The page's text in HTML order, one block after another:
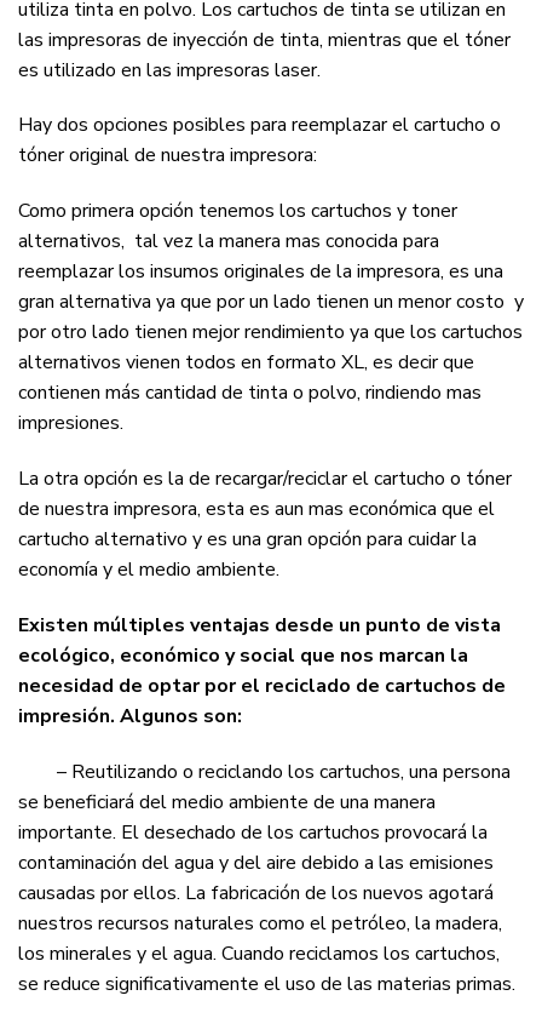
utiliza tinta en polvo. Los cartuchos de tinta se utilizan en
las impresoras de inyección de tinta, mientras que el tóner
es utilizado en las impresoras laser.
Hay dos opciones posibles para reemplazar el cartucho o
tóner original de nuestra impresora:
Como primera opción tenemos los cartuchos y toner
alternativos, tal vez la manera mas conocida para
reemplazar los insumos originales de la impresora, es una
gran alternativa ya que por un lado tienen un menor costo y
por otro lado tienen mejor rendimiento ya que los cartuchos
alternativos vienen todos en formato XL, es decir que
contienen más cantidad de tinta o polvo, rindiendo mas
impresiones.
La otra opción es la de recargar/reciclar el cartucho o tóner
de nuestra impresora, esta es aun mas económica que el
cartucho alternativo y es una gran opción para cuidar la
economía y el medio ambiente.
Existen múltiples ventajas desde un punto de vista
ecológico, económico y social que nos marcan la
necesidad de optar por el reciclado de cartuchos de
impresión. Algunos son:
– Reutilizando o reciclando los cartuchos, una persona
se beneficiará del medio ambiente de una manera
importante. El desechado de los cartuchos provocará la
contaminación del agua y del aire debido a las emisiones
causadas por ellos. La fabricación de los nuevos agotará
nuestros recursos naturales como el petróleo, la madera,
los minerales y el agua. Cuando reciclamos los cartuchos,
se reduce significativamente el uso de las materias primas.